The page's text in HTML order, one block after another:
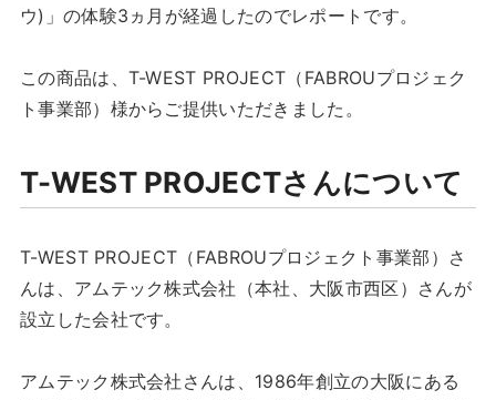
ウ)」の体験3ヵ月が経過したのでレポートです。
この商品は、T-WEST PROJECT（FABROUプロジェク
ト事業部）様からご提供いただきました。
T-WEST PROJECTさんについて
T-WEST PROJECT（FABROUプロジェクト事業部）さ
んは、アムテック株式会社（本社、大阪市西区）さんが
設立した会社です。
アムテック株式会社さんは、1986年創立の大阪にある